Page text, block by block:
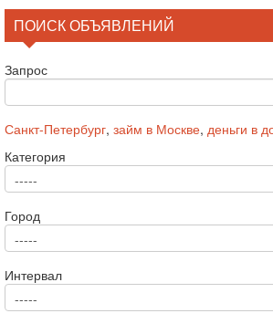
ПОИСК ОБЪЯВЛЕНИЙ
Запрос
Санкт-Петербург, займ в Москве, деньги в
Категория
Город
Интервал